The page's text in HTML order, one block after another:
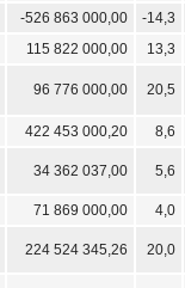
-526 863 000,00 -14,3
115 822 000,00 13,3
96 776 000,00 20,5
422 453 000,20 8,6
34 362 037,00 5,6
71 869 000,00 4,0
224 524 345,26 20,0